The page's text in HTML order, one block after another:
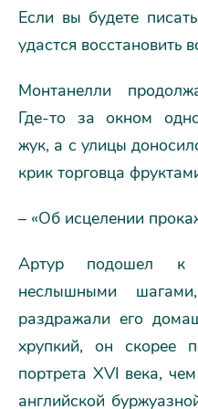
Если вы будете
удастся восстановить
Монтанелли
Где-то за окном
жук, а с улицы
крик торговца
– «Об исцелении
Артур подошел к
неслышными
раздражали его
хрупкий, он скорее
портрета XVI века,
английской